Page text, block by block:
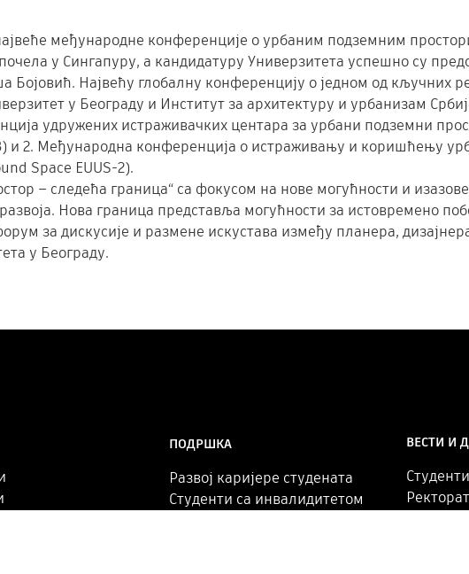
међународне конференције о урбаним подземним
почела у Сингапуру, а кандидатуру Универзитета успешно су
Бојовић. Највећу глобалну конференцију о једном од кључних
у Београду и Институт за архитектуру и урбанизам
удружених истраживачких центара за урбани подземни
и 2. Међународна конференција о истраживању и коришћењу
Space EUUS-2).
– следећа граница“ са фокусом на нове могућности и
Нова граница представља могућности за истовремено
за дискусије и размене искустава између планера,
у Београду.
ПОДРШКА
Развој каријере студената
Студенти са инвалидитетом
ВЕСТИ И
Студенти
Ректорат